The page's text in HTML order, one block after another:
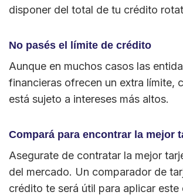
disponer del total de tu crédito
No pasés el límite de crédito
Aunque en muchos casos las
financieras ofrecen un extra límite,
está sujeto a intereses más altos.
Compará para encontrar la mejor
Asegurate de contratar la mejor
del mercado. Un comparador de
crédito te será útil para aplicar este